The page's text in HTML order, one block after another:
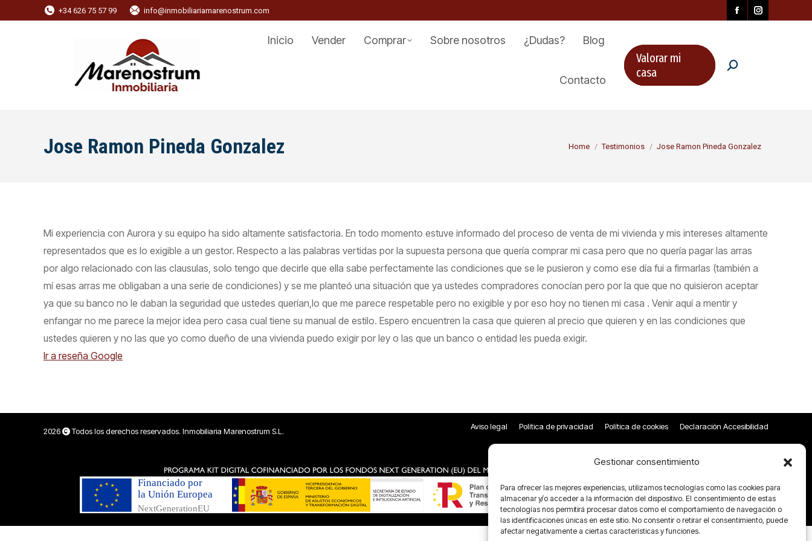
Gestionar consentimiento
Para ofrecer las mejores experiencias, utilizamos tecnologías como las cookies para
almacenar y/o acceder a la información del dispositivo. El consentimiento de estas
tecnologías nos permitirá procesar datos como el comportamiento de navegación o
las identificaciones únicas en este sitio. No consentir o retirar el consentimiento, puede
afectar negativamente a ciertas características y funciones.
+34 626 75 57 99 info@inmobiliariamarenostrum.com
Inicio Vender Comprar Sobre nosotros ¿Dudas? Blog
Contacto
Valorar mi
casa
Search:
Buscar
Jose Ramon Pineda Gonzalez You are here:
Home Testimonios Jose Ramon Pineda Gonzalez
Mi experiencia con Aurora y su equipo ha sido altamente satisfactoria. En todo momento estuve informado del proceso de venta de mi vivienda y mis intereses altamente
representados que es lo exigible a un gestor. Respecto a las palabras vertidas por la supuesta persona que quería comprar mi casa pero que no quería pagar las arras
por algo relacionado con las clausulas, solo tengo que decirle que ella sabe perfectamente las condiciones que se le pusieron y como ese día fui a firmarlas (también a
mí esas arras me obligaban a una serie de condiciones) y se me planteó una situación que ya ustedes compradores conocían pero por la que que no quisieron aceptar
ya que su banco no le daban la seguridad que ustedes querían,lo que me parece respetable pero no exigible y por eso hoy no tienen mi casa . Venir aquí a mentir y
enfangar no me parece la mejor idea pero casa cual tiene su manual de estilo. Espero encuentren la casa que quieren al precio que quieren y en las condiciones que
ustedes quieren y no las que yo como dueño de una vivienda puedo exigir por ley o las que un banco o entidad les pueda exigir.
Ir a reseña Google
2026 Todos los derechos reservados. Inmobiliaria Marenostrum S.L. Aviso legal Política de privacidad Política de cookies Declaración Accesibilidad